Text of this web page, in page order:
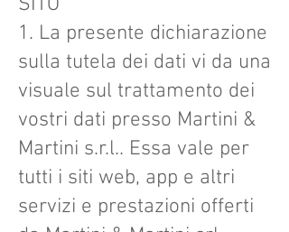
1. La presente dichiarazione
sulla tutela dei dati vi da una
visuale sul trattamento dei
vostri dati presso Martini &
Martini s.r.l.. Essa vale per
tutti i siti web, app e altri
servizi e prestazioni offerti